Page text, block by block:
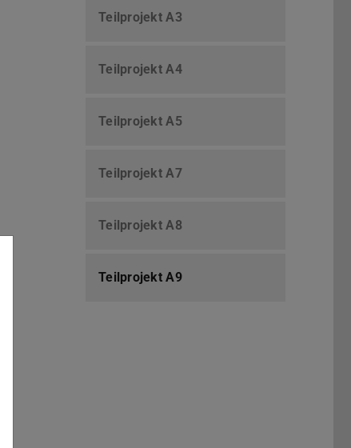
Teilprojekt A3
Teilprojekt A4
Teilprojekt A5
Teilprojekt A7
Teilprojekt A8
Teilprojekt A9